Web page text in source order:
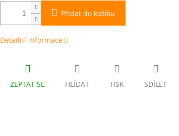
Přidat do košíku
Detailní informace
TISK
ZEPTAT SE HLÍDAT SDÍLET